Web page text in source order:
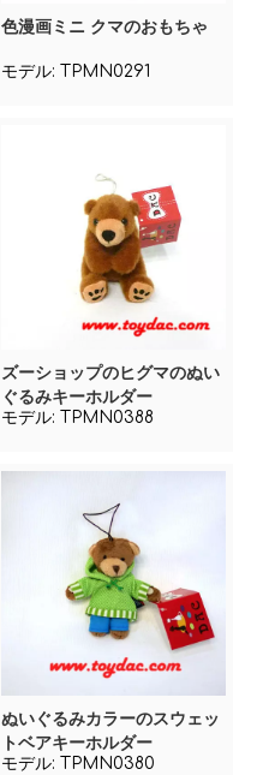
色漫画ミニ クマのおもちゃ
モデル: TPMN0291
ズーショップのヒグマのぬい
ぐるみキーホルダー
モデル: TPMN0388
ぬいぐるみカラーのスウェッ
トベアキーホルダー
モデル: TPMN0380